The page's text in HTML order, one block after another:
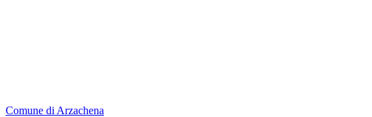
Comune di Arzachena